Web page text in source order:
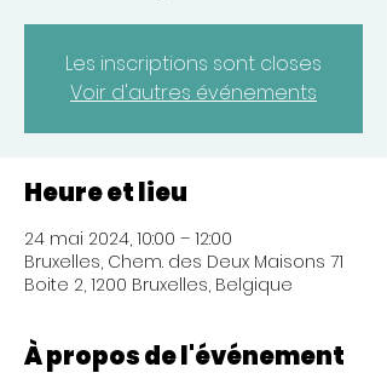
Les inscriptions sont closes
Voir d'autres événements
Heure et lieu
24 mai 2024, 10:00 – 12:00
Bruxelles, Chem. des Deux Maisons 71
Boite 2, 1200 Bruxelles, Belgique
À propos de l'événement